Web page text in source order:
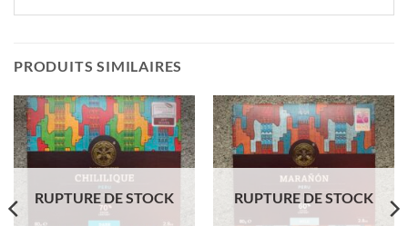
PRODUITS SIMILAIRES
RUPTURE DE STOCK RUPTURE DE STOCK